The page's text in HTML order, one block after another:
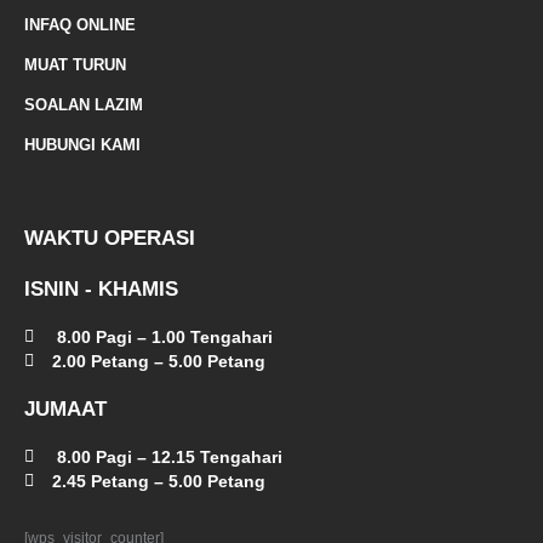
INFAQ ONLINE
MUAT TURUN
SOALAN LAZIM
HUBUNGI KAMI
WAKTU OPERASI
ISNIN - KHAMIS
8.00 Pagi – 1.00 Tengahari
2.00 Petang – 5.00 Petang
JUMAAT
8.00 Pagi – 12.15 Tengahari
2.45 Petang – 5.00 Petang
[wps_visitor_counter]